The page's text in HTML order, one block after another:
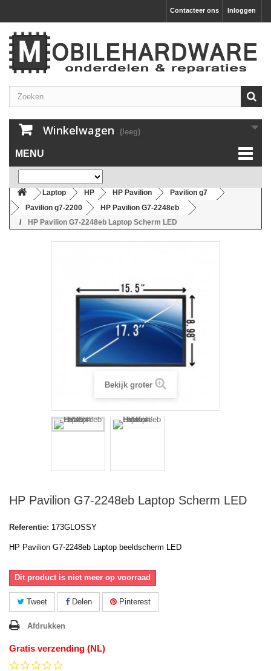
Inloggen
Contacteer ons
Winkelwagen (leeg)
MENU
Laptop HP HP Pavilion
Pavilion g7
Pavilion g7-2200
HP Pavilion G7-2248eb
HP Pavilion G7-2248eb Laptop Scherm LED
Bekijk groter
HP Pavilion G7-2248eb Laptop Scherm LED
Referentie: 173GLOSSY
HP Pavilion G7-2248eb Laptop beeldscherm LED
Dit product is niet meer op voorraad
Tweet Delen Pinterest
Afdrukken
Gratis verzending (NL)